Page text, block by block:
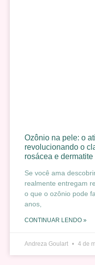
Ozônio na pele: o
revolucionando o
rosácea e dermatite
Se você ama
realmente entregam
o que o ozônio pode
anos,
CONTINUAR LENDO »
Andreza Goulart 4 de